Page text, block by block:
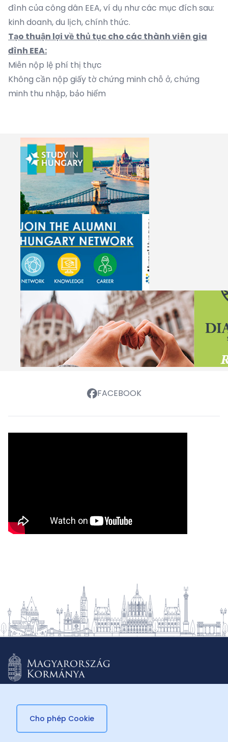
đình của công dân EEA, ví dụ như các mục đích sau:
kinh doanh, du lịch, chính thức.
Tạo thuận lợi về thủ tục cho các thành viên gia
đình EEA:
Miễn nộp lệ phí thị thực
Không cần nộp giấy tờ chứng minh chỗ ở, chứng
minh thu nhập, bảo hiểm
FACEBOOK
© 2026 Külügyminisztérium
Cho phép Cookie